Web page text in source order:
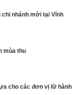
nhánh mới tại Vĩnh
mùa thu
cho các đơn vị lữ hành